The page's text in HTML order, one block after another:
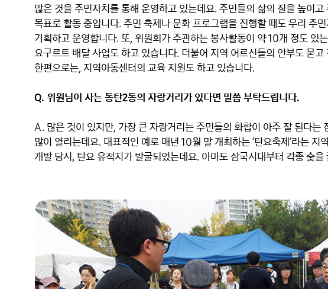
많은 것을 주민자치를 통해 운영하고 있는데요. 주민들의 삶의 질을 높이
목표로 활동 중입니다. 주민 축제나 문화 프로그램을 진행할 때도 우리 주
기획하고 운영합니다. 또, 위원회가 주관하는 봉사활동이 약 10개 정도 있
요구르트 배달 사업도 하고 있습니다. 더불어 지역 어르신들의 안부도 묻
한편으로는, 지역아동센터의 교육 지원도 하고 있습니다.
Q. 위원님이 사는 동탄2동의 자랑거리가 있다면 말씀 부탁드립니다.
A. 많은 것이 있지만, 가장 큰 자랑거리는 주민들의 화합이 아주 잘 된다는
많이 열리는데요. 대표적인 예로 매년 10월 말 개최하는 ‘탄요축제’라는
개발 당시, 탄요 유적지가 발굴되었는데요. 아마도 삼국시대부터 각종 숯